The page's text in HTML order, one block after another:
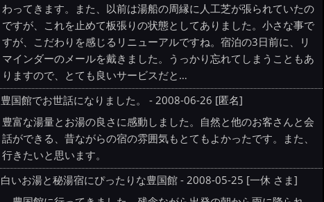
わってきます。また、以前は湯船の周縁に人工芝が張られていたの
ですが、これを止めて板張りの状態としてありました。小さな事で
すが、こだわりを感じるリニューアルですね。宿泊の3日前に、リ
マインダーのメールを戴きました。うっかり忘れてしまうこともあ
りますので、とても良いサービスだと…
豊国館でお世話になりました。 - 2008-06-26 [匿名]
豊富な湯量とお湯の良さに感動しました。自然と他のお客さんと会
話ができる、昔ながらの宿の雰囲気もとてもよかったです。また、
行きたいと思います。
白いお湯と秘湯宿にぴったりな豊国館 - 2008-05-25 [一休 さま]